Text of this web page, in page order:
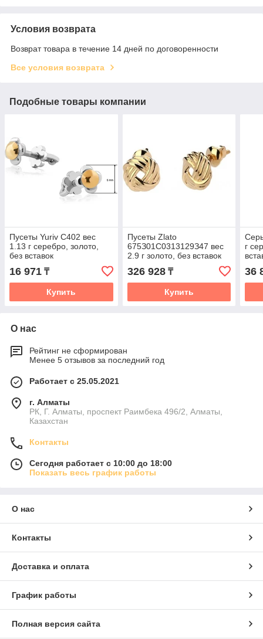
Условия возврата
Возврат товара в течение 14 дней по договоренности
Все условия возврата
Подобные товары компании
Пусеты Yuriv С402 вес
1.13 г серебро, золото,
без вставок
16 971 ₸
Купить
Пусеты Zlato
675З01С0313129З47 вес
2.9 г золото, без вставок
326 928₸
Купить
г
36
О нас
Рейтинг не сформирован
Менее 5 отзывов за последний год
Работает с 25.05.2021
г. Алматы
РК, Г. Алматы, проспект Раимбека 496/2, Алматы,
Казахстан
Контакты
Сегодня работает с 10:00 до 18:00
Показать весь график работы
О нас
Контакты
Доставка и оплата
График работы
Полная версия сайта